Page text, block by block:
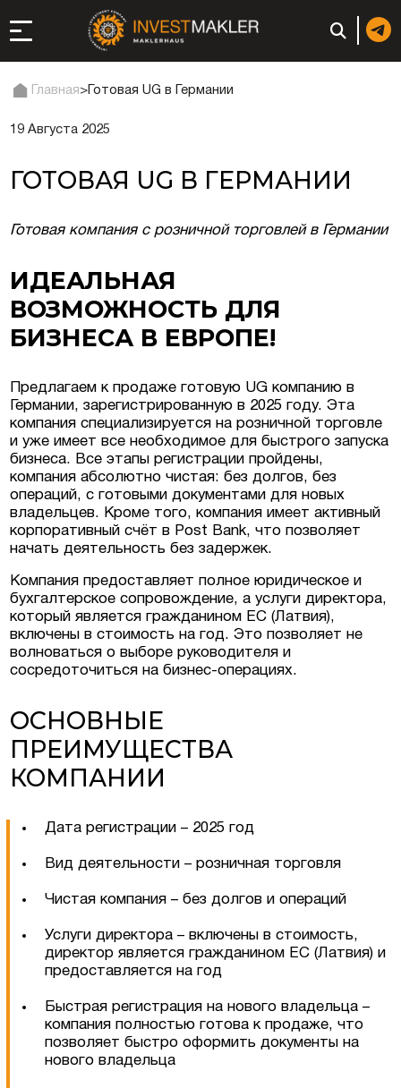
компании
в ОАЭ | Открыть
Люксембурге
Австрии
недвижимость
Главная> Готовая UG в Германии
19 Августа 2025
ГОТОВАЯ UG В ГЕРМАНИИ
Готовая компания с розничной торговлей в Германии
ИДЕАЛЬНАЯ
ВОЗМОЖНОСТЬ ДЛЯ
БИЗНЕСА В ЕВРОПЕ!
Предлагаем к продаже готовую UG компанию в
Германии, зарегистрированную в 2025 году. Эта
компания специализируется на розничной торговле
и уже имеет все необходимое для быстрого запуска
бизнеса. Все этапы регистрации пройдены,
компания абсолютно чистая: без долгов, без
операций, с готовыми документами для новых
владельцев. Кроме того, компания имеет активный
корпоративный счёт в Post Bank, что позволяет
начать деятельность без задержек.
Компания предоставляет полное юридическое и
бухгалтерское сопровождение, а услуги директора,
который является гражданином ЕС (Латвия),
включены в стоимость на год. Это позволяет не
волноваться о выборе руководителя и
сосредоточиться на бизнес-операциях.
ОСНОВНЫЕ
ПРЕИМУЩЕСТВА
КОМПАНИИ
Дата регистрации – 2025 год
Вид деятельности – розничная торговля
Чистая компания – без долгов и операций
Услуги директора – включены в стоимость,
директор является гражданином ЕС (Латвия) и
предоставляется на год
Быстрая регистрация на нового владельца –
компания полностью готова к продаже, что
позволяет быстро оформить документы на
нового владельца